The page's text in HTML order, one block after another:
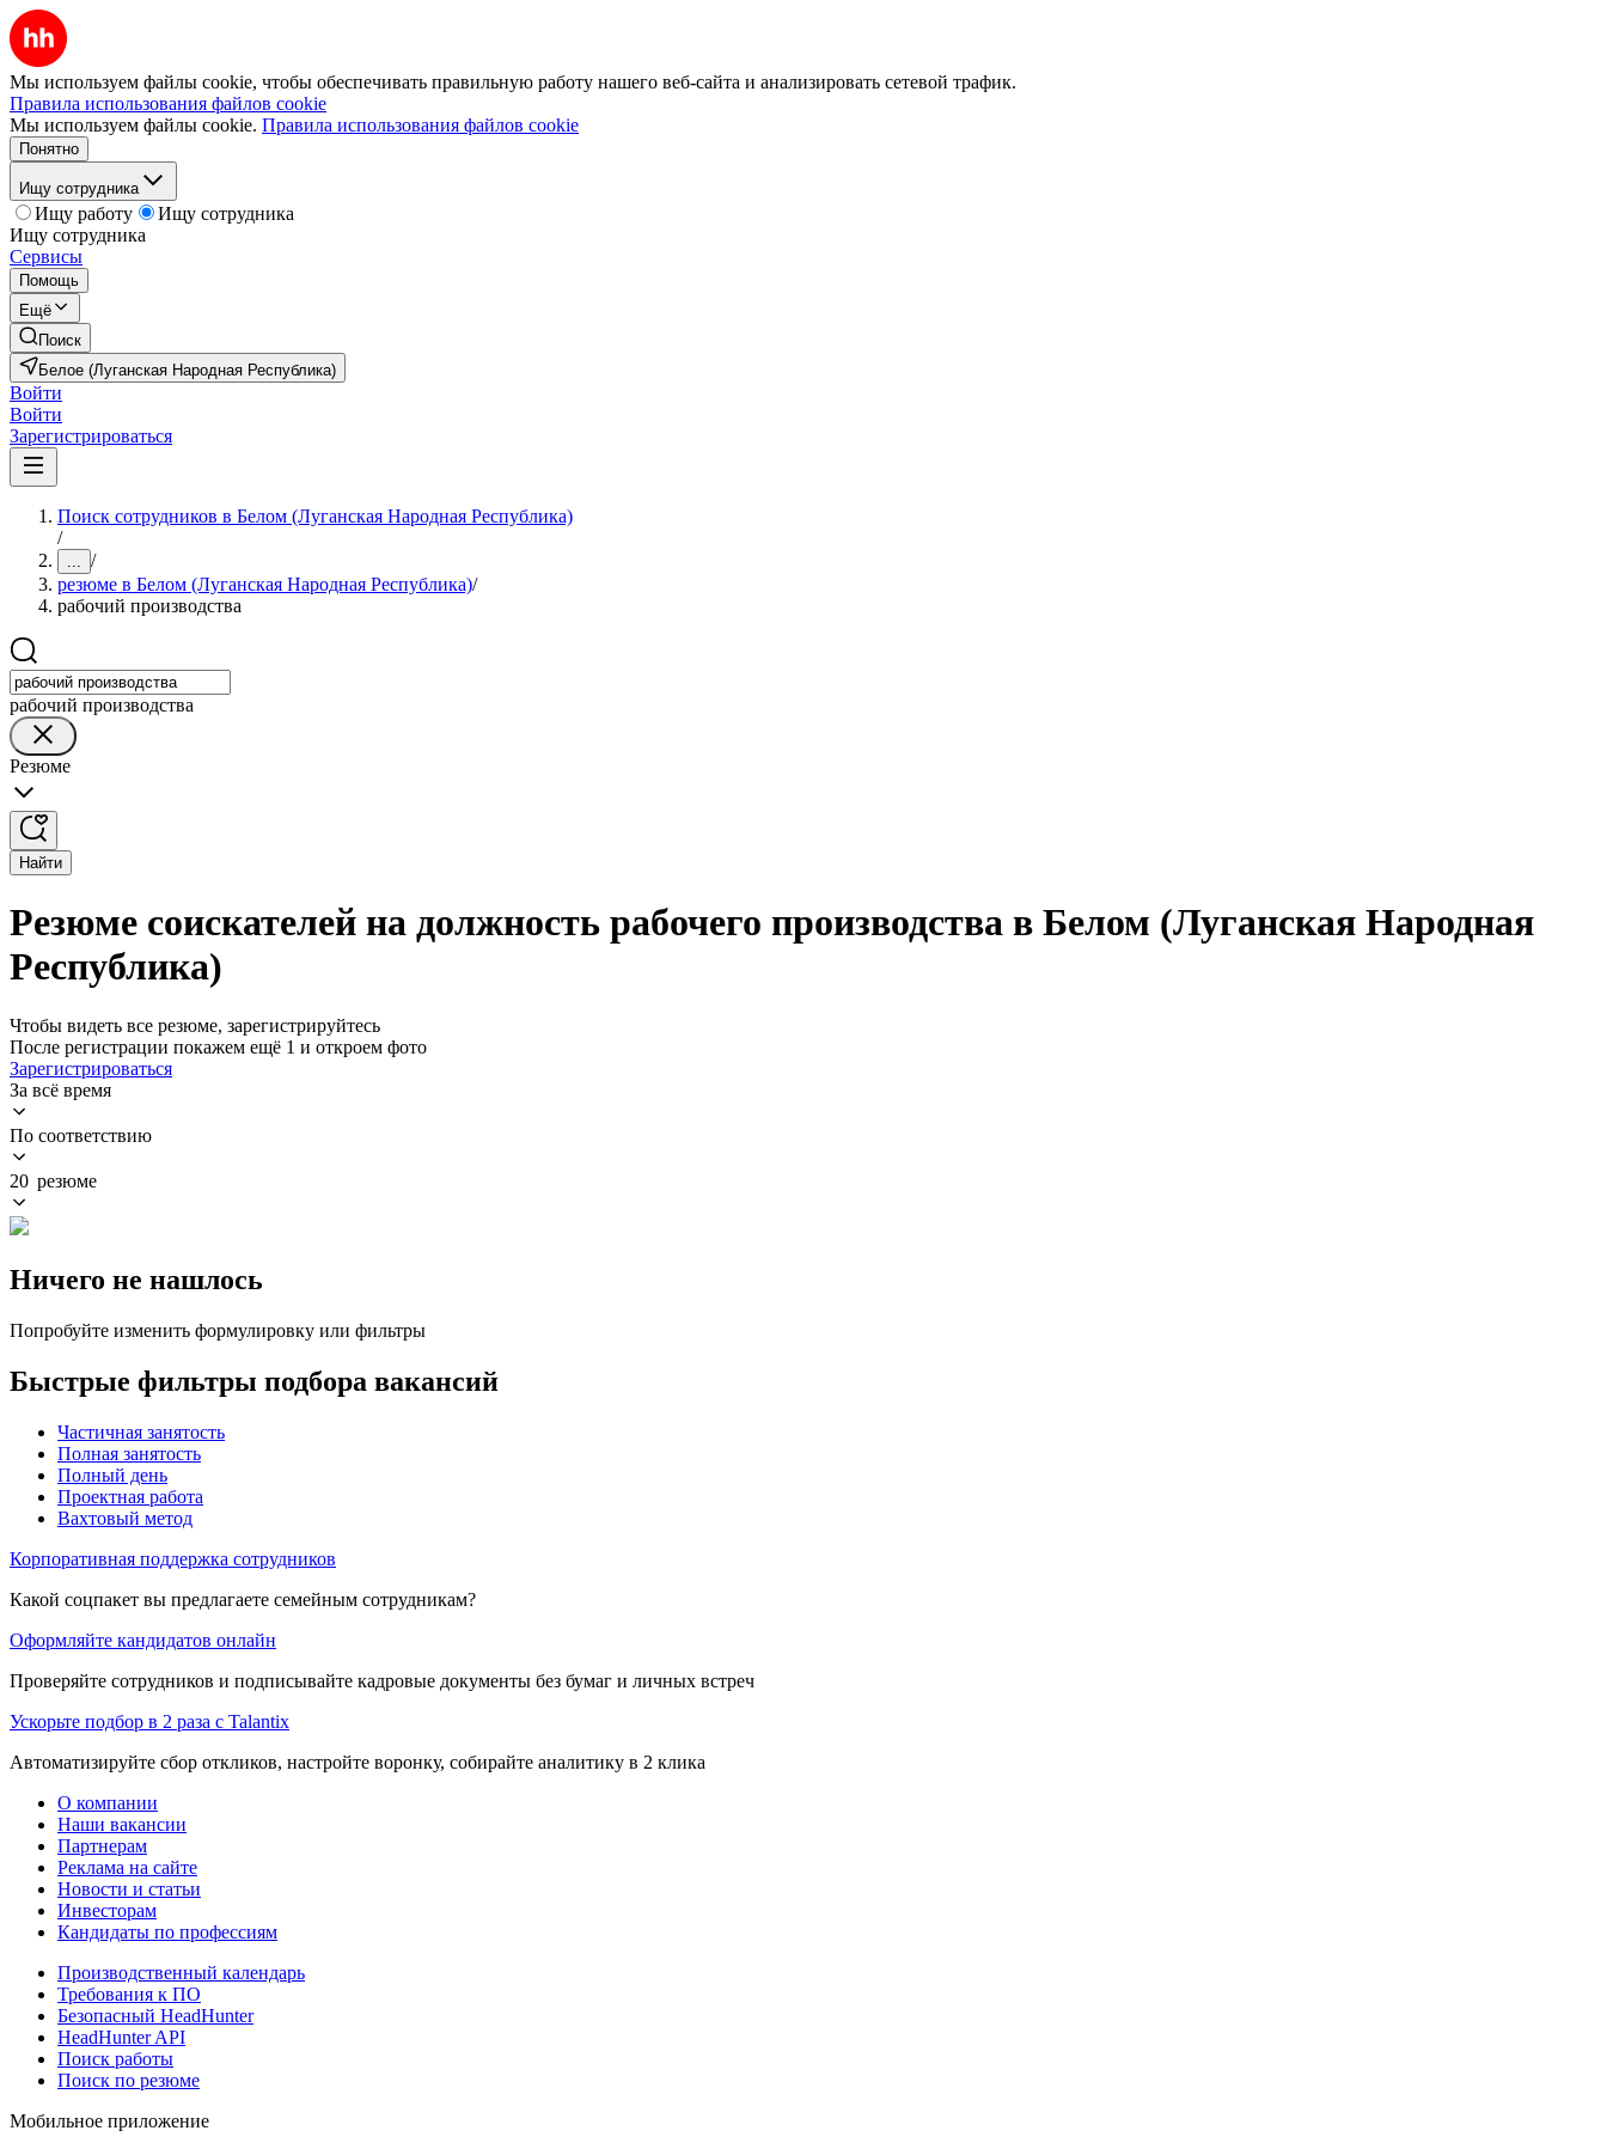
Мы используем файлы cookie, чтобы обеспечивать правильную работу нашего веб-сайта и анализировать сетевой трафик.
Правила использования файлов cookie
Мы используем файлы cookie. Правила использования файлов cookie
Понятно
Ищу сотрудника
Ищу работу
Ищу сотрудника
Ищу сотрудника
Сервисы
Помощь
Ещё
Поиск
Белое (Луганская Народная Республика)
Войти
Войти
Зарегистрироваться
Поиск сотрудников в Белом (Луганская Народная Республика)
/
... /
резюме в Белом (Луганская Народная Республика)/
рабочий производства
рабочий производства
Резюме
Найти
Резюме соискателей на должность рабочего производства в Белом (Луганская Народная
Республика)
Чтобы видеть все резюме, зарегистрируйтесь
После регистрации покажем ещё 1 и откроем фото
Зарегистрироваться
За всё время
По соответствию
20 резюме
Ничего не нашлось
Попробуйте изменить формулировку или фильтры
Быстрые фильтры подбора вакансий
Частичная занятость
Полная занятость
Полный день
Проектная работа
Вахтовый метод
Корпоративная поддержка сотрудников
Какой соцпакет вы предлагаете семейным сотрудникам?
Оформляйте кандидатов онлайн
Проверяйте сотрудников и подписывайте кадровые документы без бумаг и личных встреч
Ускорьте подбор в 2 раза с Talantix
Автоматизируйте сбор откликов, настройте воронку, собирайте аналитику в 2 клика
О компании
Наши вакансии
Партнерам
Реклама на сайте
Новости и статьи
Инвесторам
Кандидаты по профессиям
Производственный календарь
Требования к ПО
Безопасный HeadHunter
HeadHunter API
Поиск работы
Поиск по резюме
Мобильное приложение